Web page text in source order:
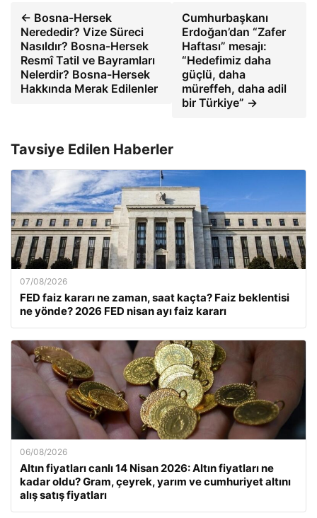
← Bosna-Hersek
Nerededir? Vize Süreci
Nasıldır? Bosna-Hersek
Resmî Tatil ve Bayramları
Nelerdir? Bosna-Hersek
Hakkında Merak Edilenler
Cumhurbaşkanı
Erdoğan’dan “Zafer
Haftası” mesajı:
“Hedefimiz daha
güçlü, daha
müreffeh, daha adil
bir Türkiye” →
Tavsiye Edilen Haberler
07/08/2026
FED faiz kararı ne zaman, saat kaçta? Faiz beklentisi
ne yönde? 2026 FED nisan ayı faiz kararı
06/08/2026
Altın fiyatları canlı 14 Nisan 2026: Altın fiyatları ne
kadar oldu? Gram, çeyrek, yarım ve cumhuriyet altını
alış satış fiyatları